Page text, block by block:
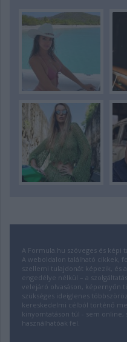
A Formula.hu szöveges és képi
A weboldalon található cikkek,
szellemi tulajdonát képezik, és
engedélye nélkül – a
velejáró olvasáson, képernyőn
szükséges ideiglenes
kereskedelmi célból történő
kinyomtatáson túl - sem
használhatóak fel.